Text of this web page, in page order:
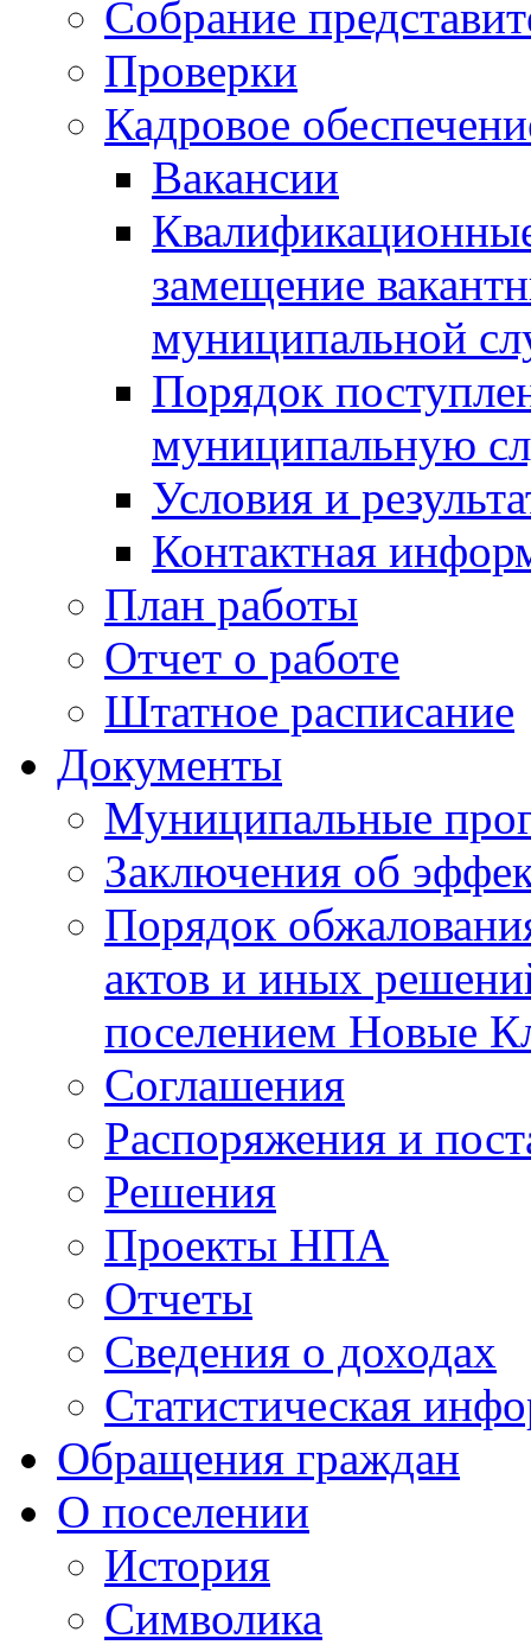
Собрание
Проверки
Кадровое
Вакансии
замещение
муниципальной
Порядок
муниципальную
Условия и
Контактная
План работы
Отчет о работе
Штатное расписание
Документы
Муниципальные
Заключения об
Порядок
актов и иных
поселением Новые
Соглашения
Распоряжения и
Решения
Проекты НПА
Отчеты
Сведения о доходах
Статистическая
Обращения граждан
О поселении
История
Символика